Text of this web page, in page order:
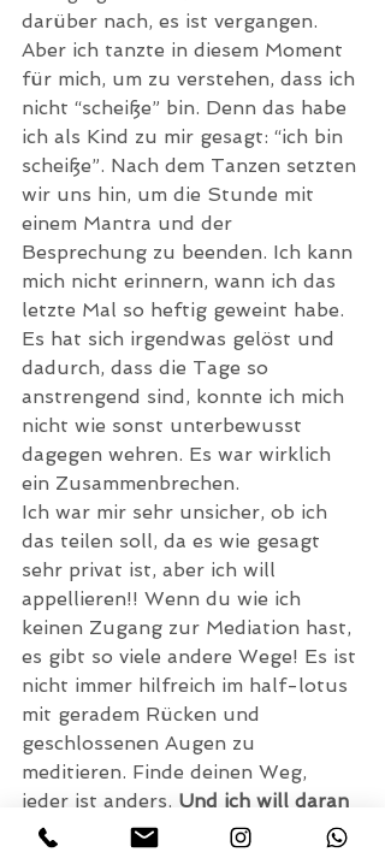
darüber nach, es ist vergangen.
Aber ich tanzte in diesem Moment
für mich, um zu verstehen, dass ich
nicht “scheiße” bin. Denn das habe
ich als Kind zu mir gesagt: “ich bin
scheiße”. Nach dem Tanzen setzten
wir uns hin, um die Stunde mit
einem Mantra und der
Besprechung zu beenden. Ich kann
mich nicht erinnern, wann ich das
letzte Mal so heftig geweint habe.
Es hat sich irgendwas gelöst und
dadurch, dass die Tage so
anstrengend sind, konnte ich mich
nicht wie sonst unterbewusst
dagegen wehren. Es war wirklich
ein Zusammenbrechen.
Ich war mir sehr unsicher, ob ich
das teilen soll, da es wie gesagt
sehr privat ist, aber ich will
appellieren!! Wenn du wie ich
keinen Zugang zur Mediation hast,
es gibt so viele andere Wege! Es ist
nicht immer hilfreich im half-lotus
mit geradem Rücken und
geschlossenen Augen zu
meditieren. Finde deinen Weg,
jeder ist anders. Und ich will daran
appellieren, dass du besonders &